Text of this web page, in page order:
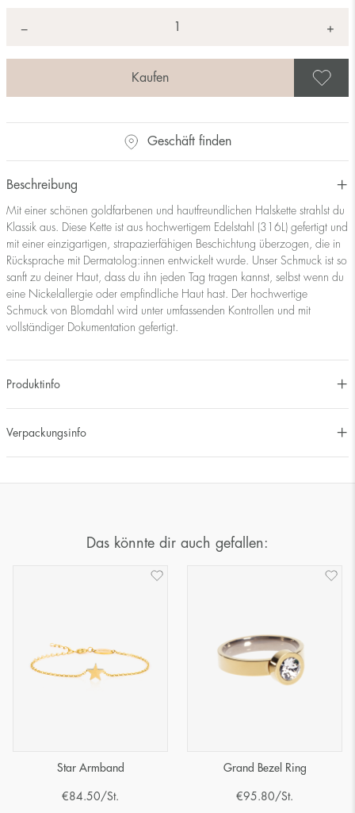
− +
Geschäft finden
Beschreibung
Mit einer schönen goldfarbenen und hautfreundlichen Halskette strahlst du
Klassik aus. Diese Kette ist aus hochwertigem Edelstahl (316L) gefertigt und
mit einer einzigartigen, strapazierfähigen Beschichtung überzogen, die in
Rücksprache mit Dermatolog:innen entwickelt wurde. Unser Schmuck ist so
sanft zu deiner Haut, dass du ihn jeden Tag tragen kannst, selbst wenn du
eine Nickelallergie oder empfindliche Haut hast. Der hochwertige
Schmuck von Blomdahl wird unter umfassenden Kontrollen und mit
vollständiger Dokumentation gefertigt.
Produktinfo
Verpackungsinfo
Das könnte dir auch gefallen:
Star Armband
€84.50/St.
Grand Bezel Ring
€95.80/St.